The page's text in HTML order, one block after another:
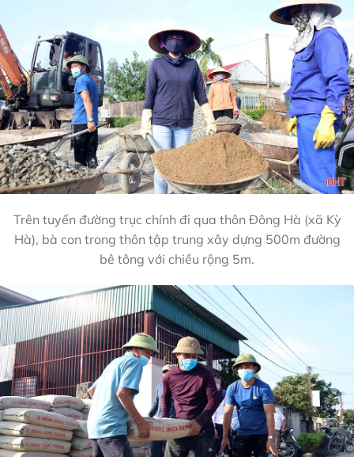
Trên tuyến đường trục chính đi qua thôn Đông Hà (xã Kỳ
Hà), bà con trong thôn tập trung xây dựng 500m đường
bê tông với chiều rộng 5m.